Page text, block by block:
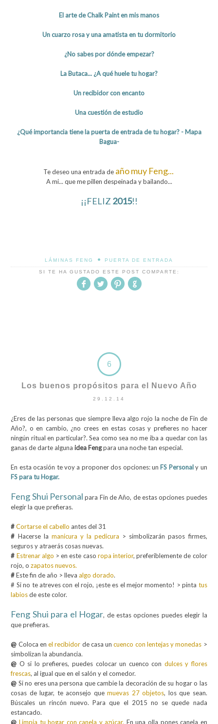
El arte de Chalk Paint en mis manos
Un cuarzo rosa y una amatista en tu dormitorio
¿No sabes por dónde empezar?
La Butaca... ¿A qué huele tu hogar?
Un recibidor con encanto
Una cuestión de estudio
¿Qué importancia tiene la puerta de entrada de tu hogar? - Mapa
Bagua-
Te deseo una entrada de año muy Feng...
A mi... que me pillen despeinada y bailando...
¡¡FELIZ 2015!!
LÁMINAS FENG • PUERTA DE ENTRADA
SI TE HA GUSTADO ESTE POST COMPARTE:
6
Los buenos propósitos para el Nuevo Año
29.12.14
¿Eres de las personas que siempre lleva algo rojo la noche de Fin de
Año?, o en cambio, ¿no crees en estas cosas y prefieres no hacer
ningún ritual en particular?. Sea como sea no me iba a quedar con las
ganas de darte algunaidea Fengpara una noche tan especial.
En esta ocasión te voy a proponer dos opciones: un FS Personal y un
FS para tu Hogar.
Feng Shui Personal para Fin de Año, de estas opciones puedes
elegir la que prefieras.
# Cortarse el cabello antes del 31
# Hacerse la manicura y la pedicura > simbolizarán pasos firmes,
seguros y atraerás cosas nuevas.
# Estrenar algo > en este caso ropa interior, preferiblemente de color
rojo, ozapatos nuevos.
#Este fin de año > llevaalgo dorado.
# Si no te atreves con el rojo, ¡este es el mejor momento! > pinta tus
labiosde este color.
Feng Shui para el Hogar, de estas opciones puedes elegir la
que prefieras.
@ Coloca enel recibidor de casa uncuenco con lentejas y monedas >
simbolizan la abundancia.
@ O si lo prefieres, puedes colocar un cuenco con dulces y flores
frescas, al igual que en el salón y el comedor.
@ Si no eres una persona que cambie la decoración de su hogar o las
cosas de lugar, te aconsejo quemuevas 27 objetos, los que sean.
Búscales un rincón nuevo. Para que el 2015 no se quede nada
estancado.
@ Limpia tu hogar con canela y azúcar. En una olla pones canela en